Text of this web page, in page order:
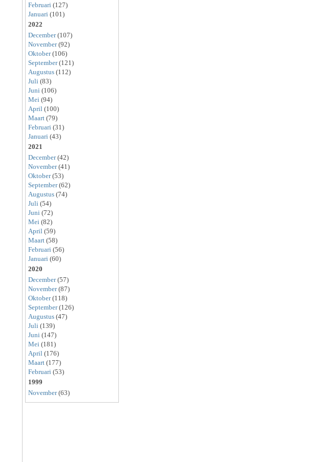
Februari (127)
Januari (101)
2022
December(107)
November(92)
Oktober(106)
September(121)
Augustus (112)
Juli (83)
Juni (106)
Mei (94)
April (100)
Maart (79)
Februari (31)
Januari (43)
2021
December(42)
November(41)
Oktober(53)
September(62)
Augustus (74)
Juli (54)
Juni (72)
Mei (82)
April (59)
Maart (58)
Februari (56)
Januari (60)
2020
December(57)
November(87)
Oktober(118)
September(126)
Augustus (47)
Juli (139)
Juni (147)
Mei (181)
April (176)
Maart (177)
Februari (53)
1999
November(63)